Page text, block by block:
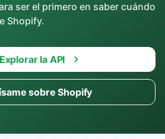
ser el primero en saber cuándo
Shopify.
Explorar la API
sobre Shopify